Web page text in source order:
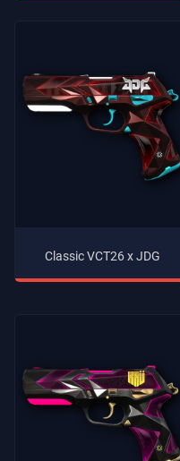
Classic VCT26 x JDG